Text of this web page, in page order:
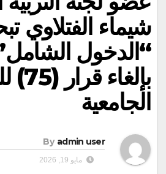
شيماء الفتلاوي
“الدخول
الجامعية
By admin user
مايو 19, 2026